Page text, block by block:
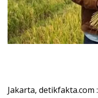
Jakarta, detikfakta.com :